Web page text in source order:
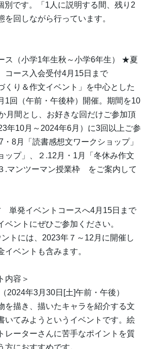
別です。「1人に説明する間、残り2
を回しながら行っています。
ス（小学1年生秋～小学6年生） ★夏
ース入会受付4月15日まで
くり＆作文イベント」を中心とした
1回（午前・午後枠）開催。期間を10
月間とし、お好きな回だけご参加頂
年10月～2024年6月）に3回以上ご参
8月「読書感想文ワークショップ」
ップ」、２.12月・1月「冬休み作文
.マンツーマン授業枠 をご案内して
単発イベントコースへ4月15日まで
ベントにぜひご参加ください。
トには、2023年７～12月に開催し
イベントも含みます。
内容＞
2024年3月30日[土]午前・午後）
を描き、描いたキャラを紹介する文
いてみようというイベントです。絵
レーターさんに苦手なポイントを質